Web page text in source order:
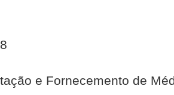
e Fornecemento de